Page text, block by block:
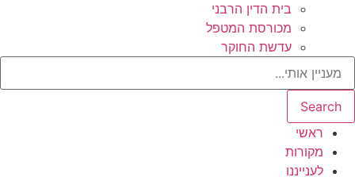
בית הדין הרבני
מכורסת המטפל
עדשת החוקר
Search
ראשי
מקורות
לענייננו